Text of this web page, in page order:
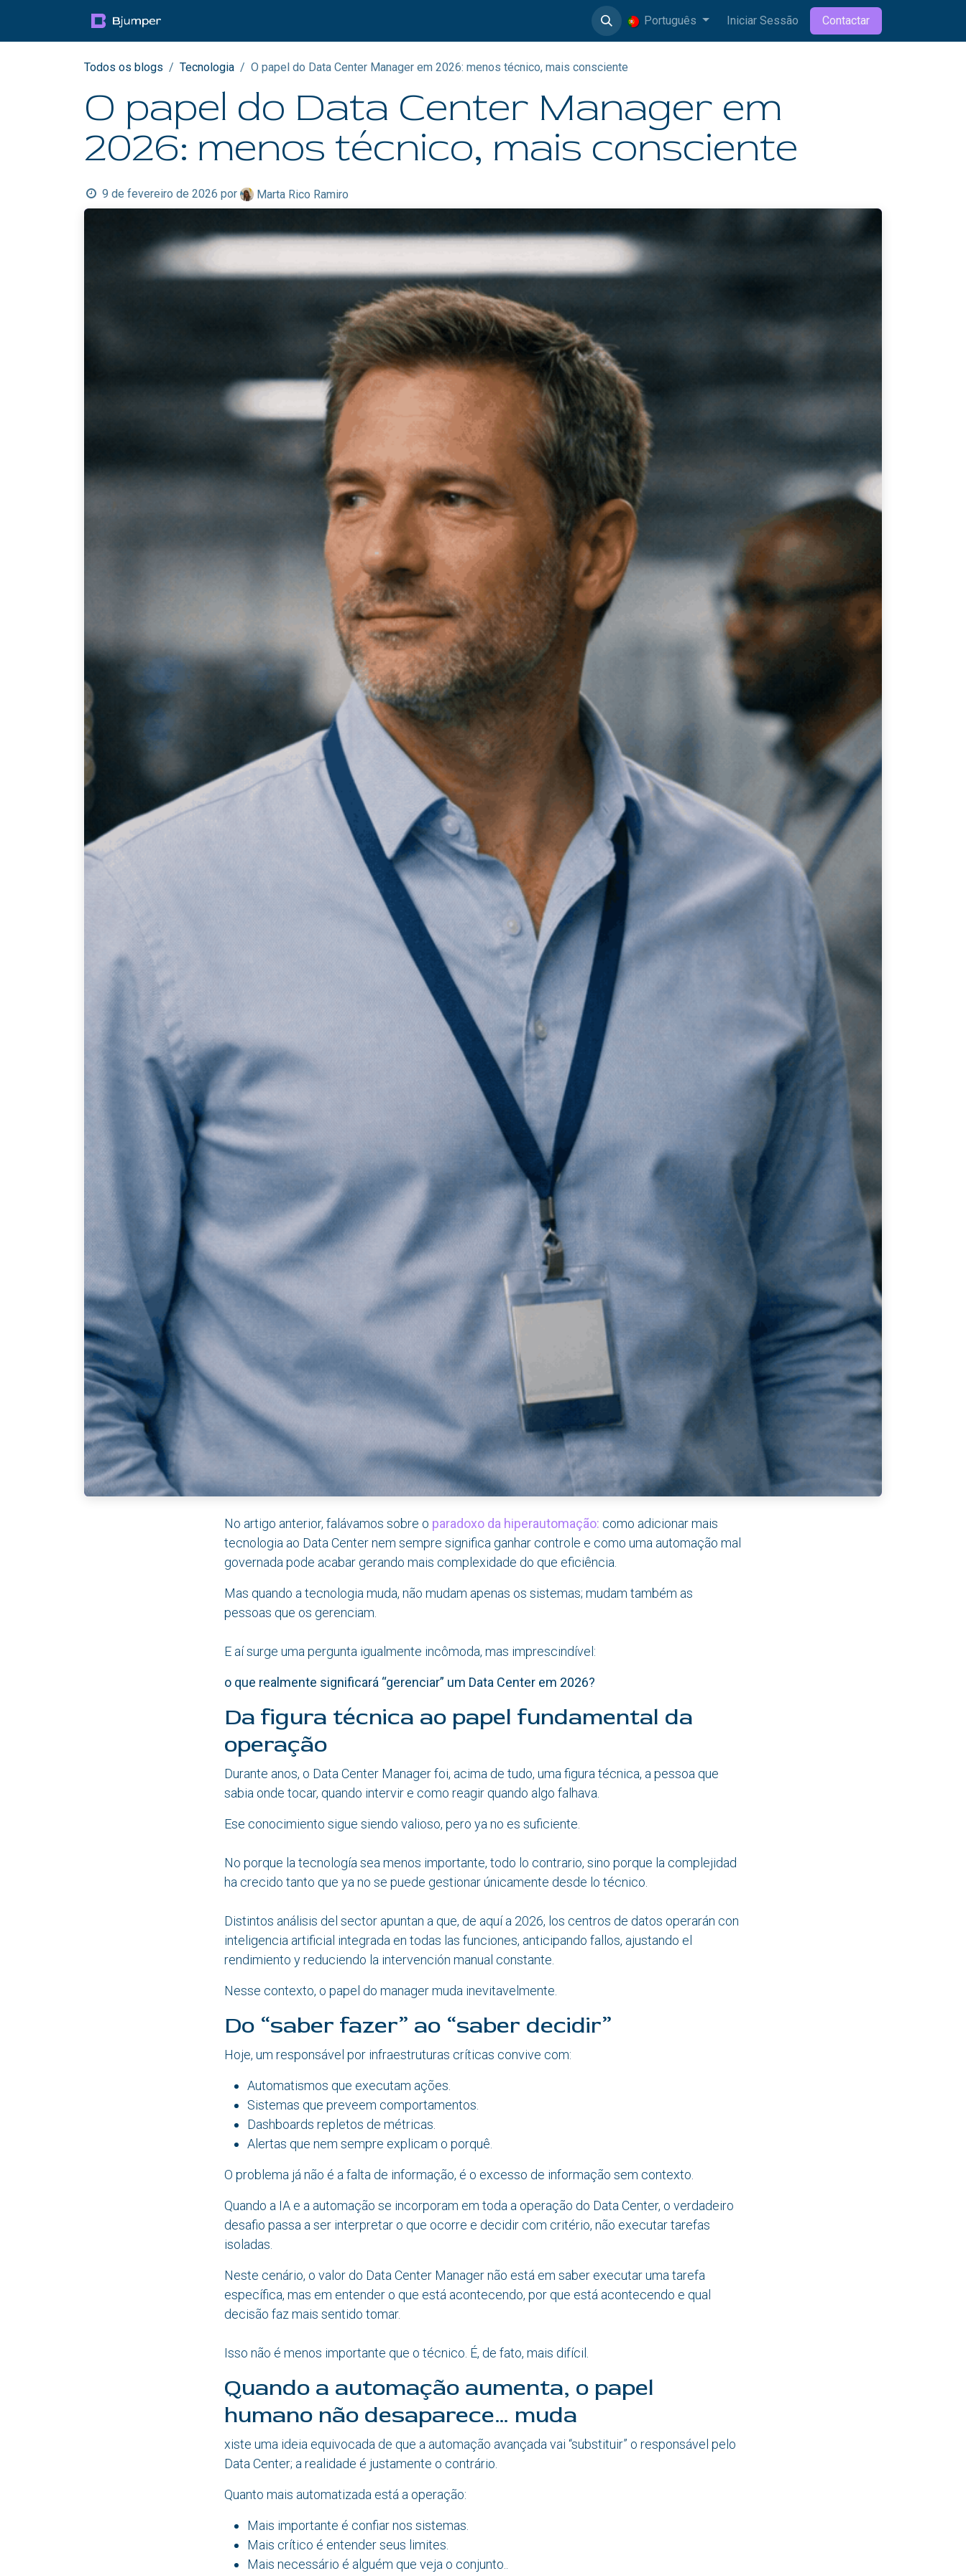
Português Iniciar Sessão Contactar
Todos os blogs Tecnologia O papel do Data Center Manager em 2026: menos técnico, mais consciente
O papel do Data Center Manager em
2026: menos técnico, mais consciente
9 de fevereiro de 2026 por Marta Rico Ramiro
No artigo anterior, falávamos sobre o paradoxo da hiperautomação: como adicionar mais
tecnologia ao Data Center nem sempre significa ganhar controle e como uma automação mal
governada pode acabar gerando mais complexidade do que eficiência.
Mas quando a tecnologia muda, não mudam apenas os sistemas; mudam também as
pessoas que os gerenciam.
E aí surge uma pergunta igualmente incômoda, mas imprescindível:
o que realmente significará “gerenciar” um Data Center em 2026?
Da figura técnica ao papel fundamental da
operação
Durante anos, o Data Center Manager foi, acima de tudo, uma figura técnica, a pessoa que
sabia onde tocar, quando intervir e como reagir quando algo falhava.
Ese conocimiento sigue siendo valioso, pero ya no es suficiente.
No porque la tecnología sea menos importante, todo lo contrario, sino porque la complejidad
ha crecido tanto que ya no se puede gestionar únicamente desde lo técnico.
Distintos análisis del sector apuntan a que, de aquí a 2026, los centros de datos operarán con
inteligencia artificial integrada en todas las funciones, anticipando fallos, ajustando el
rendimiento y reduciendo la intervención manual constante.
Nesse contexto, o papel do manager muda inevitavelmente.
Do “saber fazer” ao “saber decidir”
Hoje, um responsável por infraestruturas críticas convive com:
Automatismos que executam ações.
Sistemas que preveem comportamentos.
Dashboards repletos de métricas.
Alertas que nem sempre explicam o porquê.
O problema já não é a falta de informação, é o excesso de informação sem contexto.
Quando a IA e a automação se incorporam em toda a operação do Data Center, o verdadeiro
desafio passa a ser interpretar o que ocorre e decidir com critério, não executar tarefas
isoladas.
Neste cenário, o valor do Data Center Manager não está em saber executar uma tarefa
específica, mas em entender o que está acontecendo, por que está acontecendo e qual
decisão faz mais sentido tomar.
Isso não é menos importante que o técnico. É, de fato, mais difícil.
Quando a automação aumenta, o papel
humano não desaparece… muda
xiste uma ideia equivocada de que a automação avançada vai “substituir” o responsável pelo
Data Center; a realidade é justamente o contrário.
Quanto mais automatizada está a operação:
Mais importante é confiar nos sistemas.
Mais crítico é entender seus limites.
Mais necessário é alguém que veja o conjunto..